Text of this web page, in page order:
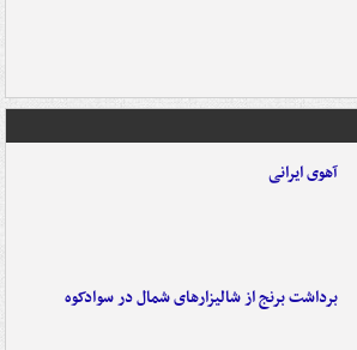
آهوی ایرانی
برداشت برنج از شالیزارهای شمال در سوادکوه